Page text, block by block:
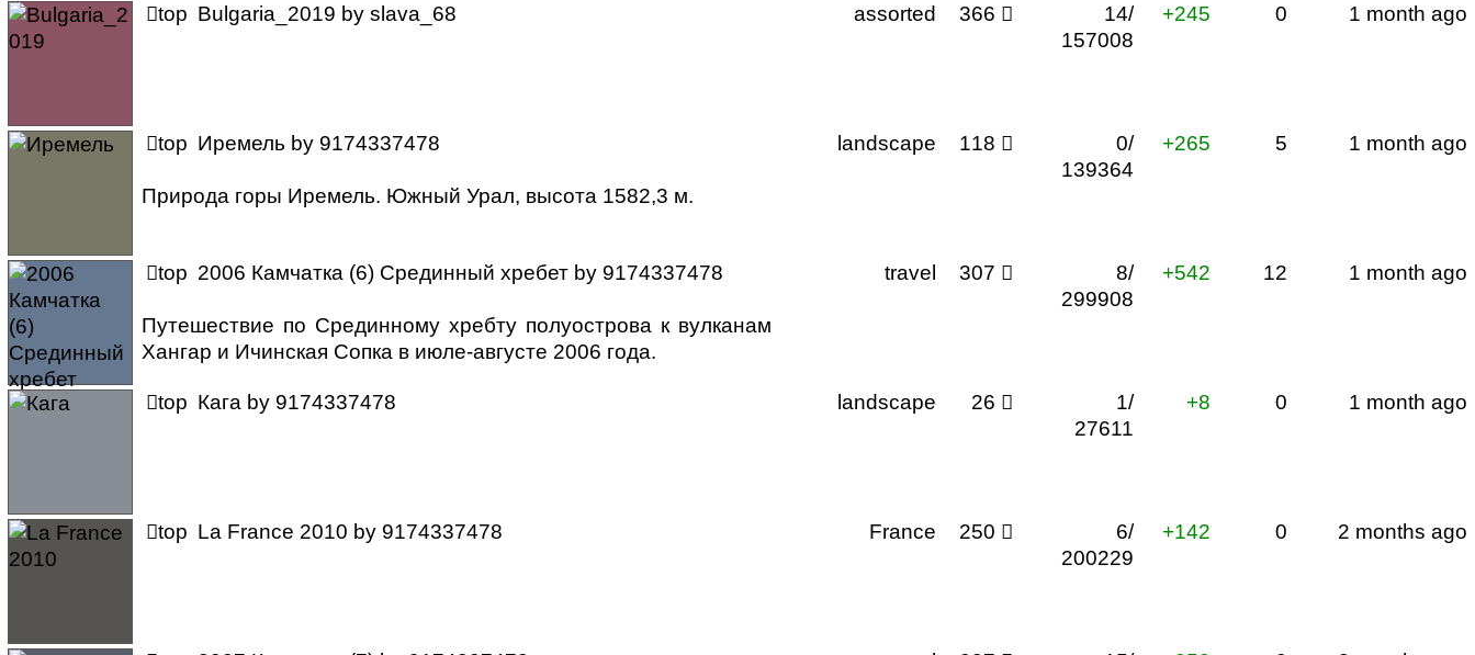
top Bulgaria_2019 byslava_68 assorted 366 
14/
157008
+245 0 1 month ago
top Иремель by 9174337478
Природа горы Иремель. Южный Урал, высота 1582,3 м.
landscape 118 
0/
139364
+265 5 1 month ago
top 2006 Камчатка (6) Срединный хребет by 9174337478
Путешествие по Срединному хребту полуострова к вулканам
Хангар и Ичинская Сопка в июле-августе 2006 года.
travel 307 
8/
299908
+542 12 1 month ago
top Кага by 9174337478 landscape 26 
1/
27611
+8 0 1 month ago
top La France 2010 by 9174337478 France 250 
6/
200229
+142 0 2 months ago